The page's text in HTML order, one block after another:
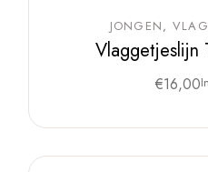
JONGEN
Vlaggetjeslijn
€16,00